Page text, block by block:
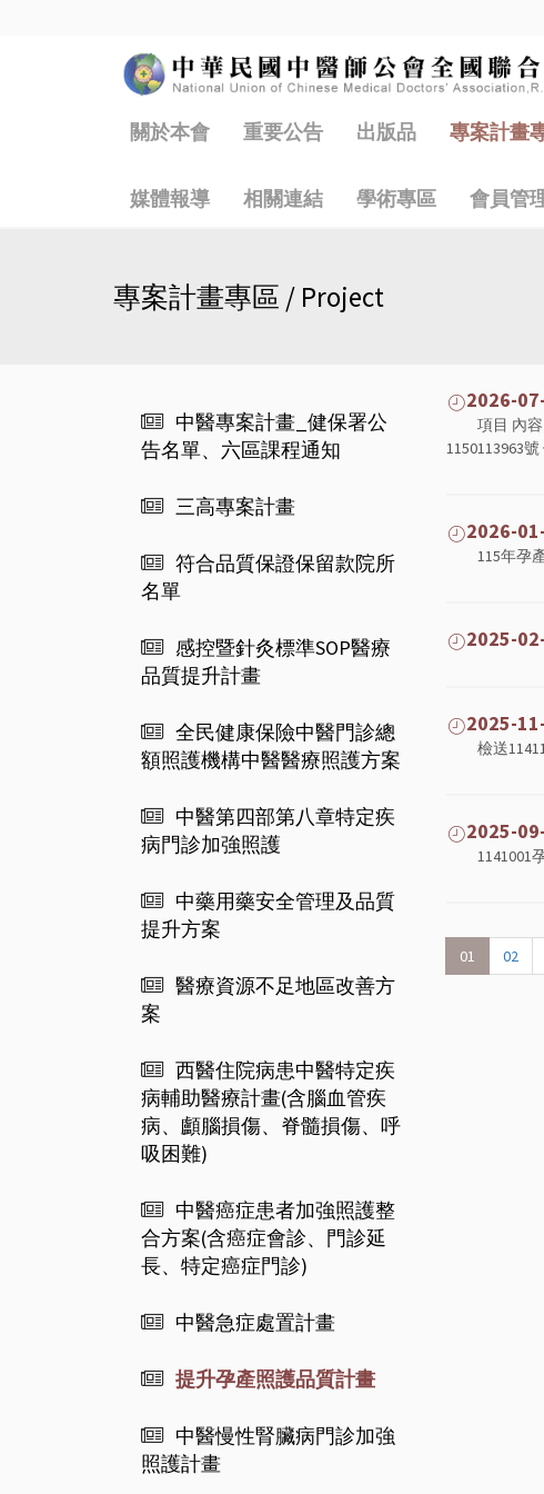
關於本會 重要公告 出版品 專案計畫
媒體報導 相關連結 學術專區 會員管
專案計畫專區 / Project
中醫專案計畫_健保署公
告名單、六區課程通知
三高專案計畫
符合品質保證保留款院所
名單
感控暨針灸標準SOP醫療
品質提升計畫
全民健康保險中醫門診總
額照護機構中醫醫療照護方案
中醫第四部第八章特定疾
病門診加強照護
中藥用藥安全管理及品質
提升方案
醫療資源不足地區改善方
案
西醫住院病患中醫特定疾
病輔助醫療計畫(含腦血管疾
病、顱腦損傷、脊髓損傷、呼
吸困難)
中醫癌症患者加強照護整
合方案(含癌症會診、門診延
長、特定癌症門診)
中醫急症處置計畫
提升孕產照護品質計畫
中醫慢性腎臟病門診加強
照護計畫
2026-
項目 內
1150113963
2026-
115年孕
2025-
2025-
檢送
2025-
1141001
01 02